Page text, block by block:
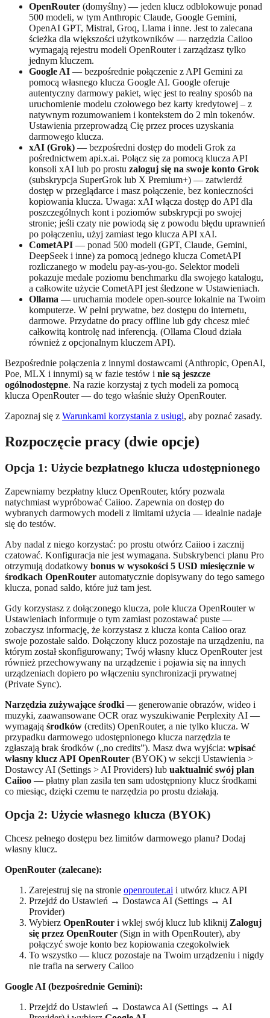
OpenRouter (domyślny) — jeden klucz odblokowuje ponad
500 modeli, w tym Anthropic Claude, Google Gemini,
OpenAI GPT, Mistral, Groq, Llama i inne. Jest to zalecana
ścieżka dla większości użytkowników — narzędzia Caiioo
wymagają rejestru modeli OpenRouter i zarządzasz tylko
jednym kluczem.
Google AI — bezpośrednie połączenie z API Gemini za
pomocą własnego klucza Google AI. Google oferuje
autentyczny darmowy pakiet, więc jest to realny sposób na
uruchomienie modelu czołowego bez karty kredytowej – z
natywnym rozumowaniem i kontekstem do 2 mln tokenów.
Ustawienia przeprowadzą Cię przez proces uzyskania
darmowego klucza.
xAI (Grok) — bezpośredni dostęp do modeli Grok za
pośrednictwem api.x.ai. Połącz się za pomocą klucza API
konsoli xAI lub po prostu zaloguj się na swoje konto Grok
(subskrypcja SuperGrok lub X Premium+) — zatwierdź
dostęp w przeglądarce i masz połączenie, bez konieczności
kopiowania klucza. Uwaga: xAI włącza dostęp do API dla
poszczególnych kont i poziomów subskrypcji po swojej
stronie; jeśli czaty nie powiodą się z powodu błędu uprawnień
po połączeniu, użyj zamiast tego klucza API xAI.
CometAPI — ponad 500 modeli (GPT, Claude, Gemini,
DeepSeek i inne) za pomocą jednego klucza CometAPI
rozliczanego w modelu pay-as-you-go. Selektor modeli
pokazuje medale poziomu benchmarku dla swojego katalogu,
a całkowite użycie CometAPI jest śledzone w Ustawieniach.
Ollama — uruchamia modele open-source lokalnie na Twoim
komputerze. W pełni prywatne, bez dostępu do internetu,
darmowe. Przydatne do pracy offline lub gdy chcesz mieć
całkowitą kontrolę nad inferencją. (Ollama Cloud działa
również z opcjonalnym kluczem API).
Bezpośrednie połączenia z innymi dostawcami (Anthropic, OpenAI,
Poe, MLX i innymi) są w fazie testów i nie są jeszcze
ogólnodostępne. Na razie korzystaj z tych modeli za pomocą
klucza OpenRouter — do tego właśnie służy OpenRouter.
Zapoznaj się z Warunkami korzystania z usługi, aby poznać zasady.
Rozpoczęcie pracy (dwie opcje)
Opcja 1: Użycie bezpłatnego klucza udostępnionego
Zapewniamy bezpłatny klucz OpenRouter, który pozwala
natychmiast wypróbować Caiioo. Zapewnia on dostęp do
wybranych darmowych modeli z limitami użycia — idealnie nadaje
się do testów.
Aby nadal z niego korzystać: po prostu otwórz Caiioo i zacznij
czatować. Konfiguracja nie jest wymagana. Subskrybenci planu Pro
otrzymują dodatkowy bonus w wysokości 5 USD miesięcznie w
środkach OpenRouter automatycznie dopisywany do tego samego
klucza, ponad saldo, które już tam jest.
Gdy korzystasz z dołączonego klucza, pole klucza OpenRouter w
Ustawieniach informuje o tym zamiast pozostawać puste —
zobaczysz informację, że korzystasz z klucza konta Caiioo oraz
swoje pozostałe saldo. Dołączony klucz pozostaje na urządzeniu, na
którym został skonfigurowany; Twój własny klucz OpenRouter jest
również przechowywany na urządzenie i pojawia się na innych
urządzeniach dopiero po włączeniu synchronizacji prywatnej
(Private Sync).
Narzędzia zużywające środki — generowanie obrazów, wideo i
muzyki, zaawansowane OCR oraz wyszukiwanie Perplexity AI —
wymagają środków (credits) OpenRouter, a nie tylko klucza. W
przypadku darmowego udostępnionego klucza narzędzia te
zgłaszają brak środków („no credits”). Masz dwa wyjścia: wpisać
własny klucz API OpenRouter (BYOK) w sekcji Ustawienia >
Dostawcy AI (Settings > AI Providers) lub uaktualnić swój plan
Caiioo — płatny plan zasila ten sam udostępniony klucz środkami
co miesiąc, dzięki czemu te narzędzia po prostu działają.
Opcja 2: Użycie własnego klucza (BYOK)
Chcesz pełnego dostępu bez limitów darmowego planu? Dodaj
własny klucz.
OpenRouter (zalecane):
Zarejestruj się na stronie openrouter.ai i utwórz klucz API
Przejdź do Ustawień → Dostawca AI (Settings → AI
Provider)
Wybierz OpenRouter i wklej swój klucz lub kliknij Zaloguj
się przez OpenRouter (Sign in with OpenRouter), aby
połączyć swoje konto bez kopiowania czegokolwiek
To wszystko — klucz pozostaje na Twoim urządzeniu i nigdy
nie trafia na serwery Caiioo
Google AI (bezpośrednie Gemini):
Przejdź do Ustawień → Dostawca AI (Settings → AI